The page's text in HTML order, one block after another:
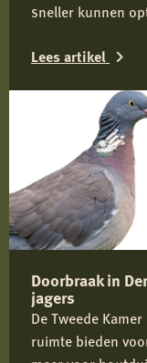
sneller kunnen
proactief beheer
Lees artikel
Nieuwe
regels
geven
provincies
meer
mogelijkheden
wolvenbeheer
Doorbraak in
jagers
De Tweede
ruimte bieden